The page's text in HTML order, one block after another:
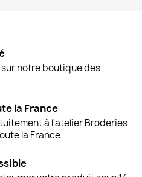
notre boutique des
la France
à l'atelier Broderies
la France